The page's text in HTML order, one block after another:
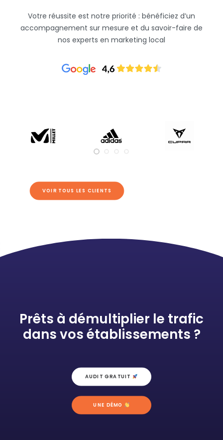
Comment puis-je mesurer
l'efficacité des réseaux
sociaux de mes points de
vente ?
Votre réussite est notre priorité : bénéficiez d’un
accompagnement sur mesure et du savoir-faire de
nos experts en marketing local
VOIR TOUS LES CLIENTS
Prêts à démultiplier le trafic
dans vos établissements ?
AUDIT GRATUIT
UNE DÉMO